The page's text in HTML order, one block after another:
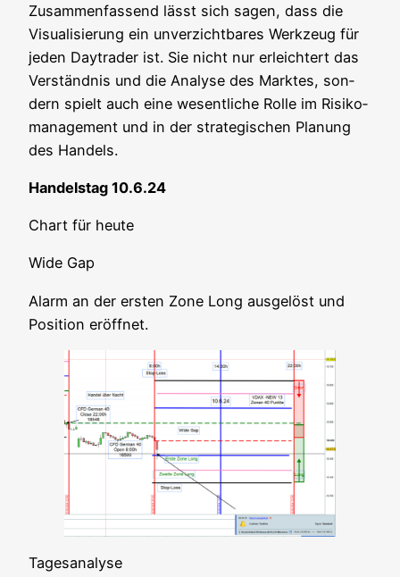
Zusam­men­fas­send lässt sich sagen, dass die
Visua­li­sie­rung ein unver­zicht­ba­res Werk­zeug für
jeden Day­trader ist. Sie nicht nur erleich­tert das
Ver­ständ­nis und die Ana­ly­se des Mark­tes, son­
dern spielt auch eine wesent­li­che Rol­le im Risi­ko­
ma­nage­ment und in der stra­te­gi­schen Pla­nung
des Handels.
Han­dels­tag 10.6.24
Chart für heute
Wide Gap
Alarm an der ers­ten Zone Long aus­ge­löst und
Posi­ti­on eröffnet.
Tages­ana­ly­se